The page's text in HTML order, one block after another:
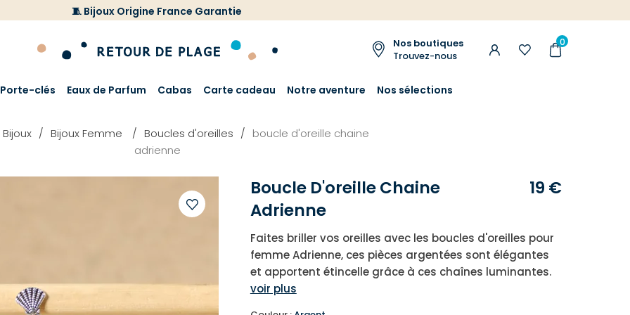
🧵 Bijoux Origine France Garantie
Nos boutiques
Trouvez-nous
0
Porte-clés Eaux de Parfum Cabas Carte cadeau Notre aventure Nos sélections
Bijoux Bijoux Femme Boucles d'oreilles
boucle d'oreille chaine
adrienne
Boucle D'oreille Chaine
Adrienne
19 €
Faites briller vos oreilles avec les boucles d'oreilles pour
femme Adrienne, ces pièces argentées sont élégantes
et apportent étincelle grâce à ces chaînes luminantes.
voir plus